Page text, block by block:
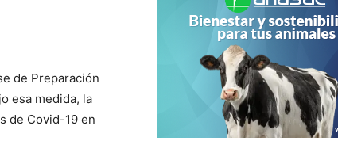
de Preparación
esa medida, la
de Covid-19 en